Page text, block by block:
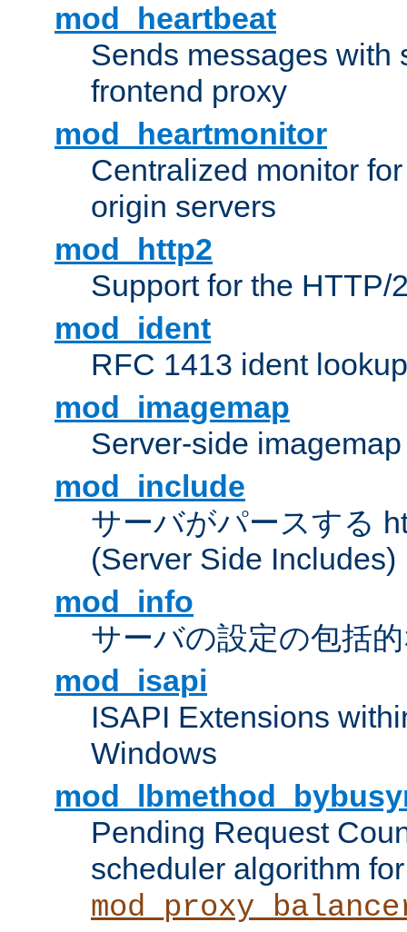
mod_heartbeat
Sends messages with
frontend proxy
mod_heartmonitor
Centralized monitor
origin servers
mod_http2
Support for the HTTP/
mod_ident
RFC 1413 ident
mod_imagemap
Server-side
mod_include
サーバがパースする
(Server Side Includes)
mod_info
サーバの設定の包括
mod_isapi
ISAPI Extensions
Windows
Pending Request
scheduler algorithm for